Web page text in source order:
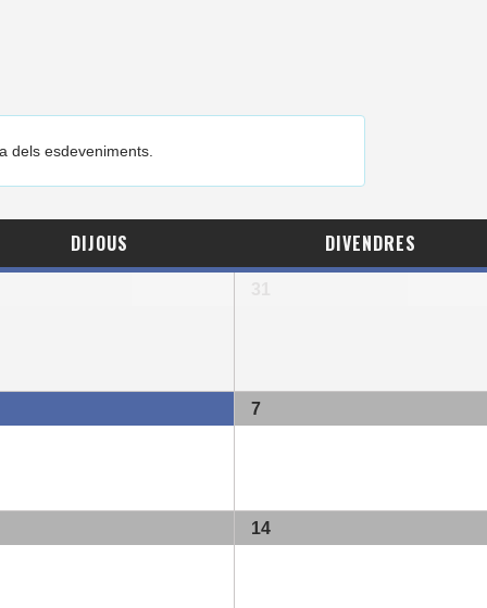
dels esdeveniments.
DIJOUS DIVENDRES
7
14